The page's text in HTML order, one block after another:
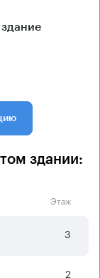
здании:
Этаж
3
2